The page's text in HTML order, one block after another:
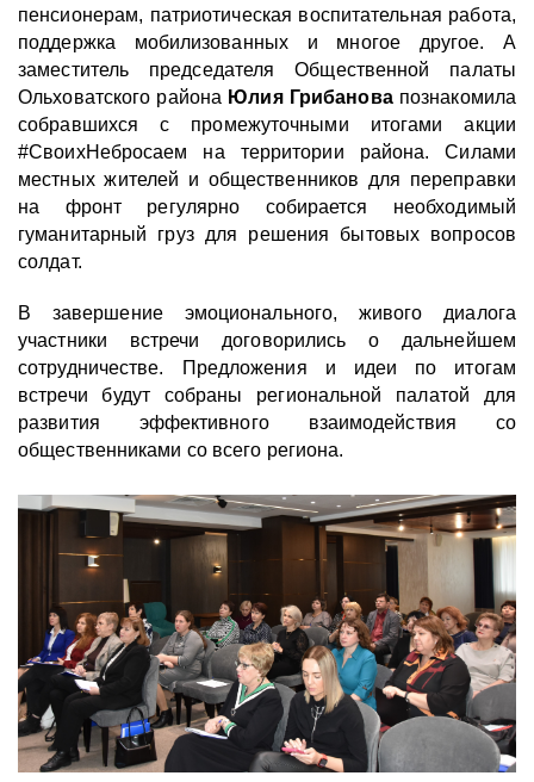
пенсионерам, патриотическая воспитательная работа,
поддержка мобилизованных и многое другое. А
заместитель председателя Общественной палаты
Ольховатского района Юлия Грибановапознакомила
собравшихся с промежуточными итогами акции
#СвоихНебросаем на территории района. Силами
местных жителей и общественников для переправки
на фронт регулярно собирается необходимый
гуманитарный груз для решения бытовых вопросов
солдат.
В завершение эмоционального, живого диалога
участники встречи договорились о дальнейшем
сотрудничестве. Предложения и идеи по итогам
встречи будут собраны региональной палатой для
развития эффективного взаимодействия со
общественниками со всего региона.